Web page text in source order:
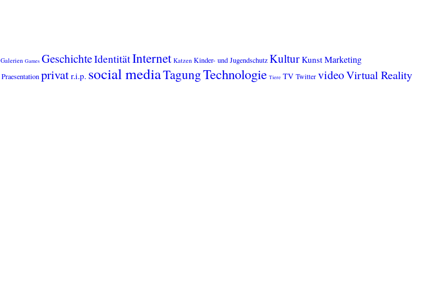
Galerien Games GeschichteIdentitätInternet Katzen Kinder- und Jugendschutz KulturKunstMarketing
Praesentation privatr.i.p. social mediaTagungTechnologie Tiere TV Twitter videoVirtual Reality